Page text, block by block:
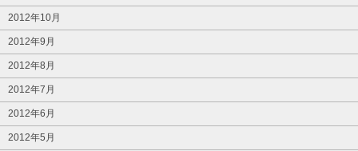
2012年10月
2012年9月
2012年8月
2012年7月
2012年6月
2012年5月